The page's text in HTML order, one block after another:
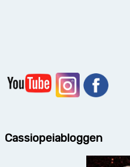
Cassiopeiabloggen